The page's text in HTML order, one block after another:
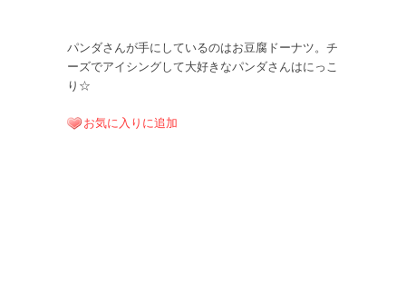
パンダさんが手にしているのはお豆腐ドーナツ。チ
ーズでアイシングして大好きなパンダさんはにっこ
り☆
お気に入りに追加